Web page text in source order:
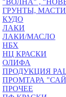
"ВОЛНА" ,
ГРУНТЫ,
КУДО
ЛАКИ
ЛАКИ/МАСЛО
НБХ
НЦ КРАСКИ
ОЛИФА
ПРОДУКЦИЯ
ПРОМТАРА
ПРОЧЕЕ